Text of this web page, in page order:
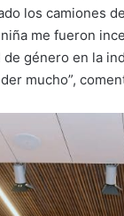
los camiones
me fueron
género en la
mucho”,